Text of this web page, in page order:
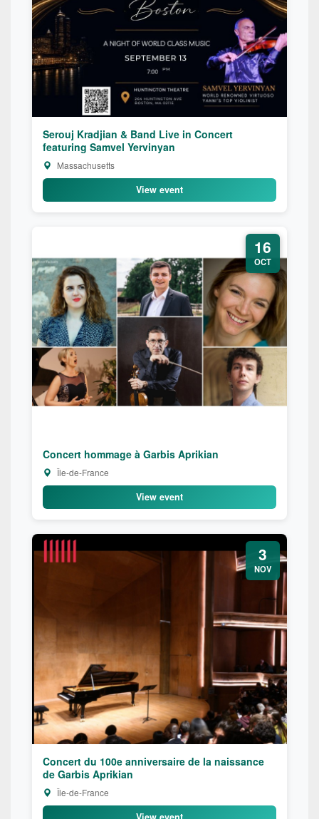
Serouj Kradjian & Band Live in Concert
featuring Samvel Yervinyan
Massachusetts
View event
16
OCT
Concert hommage à Garbis Aprikian
Île-de-France
View event
3
NOV
Concert du 100e anniversaire de la naissance
de Garbis Aprikian
Île-de-France